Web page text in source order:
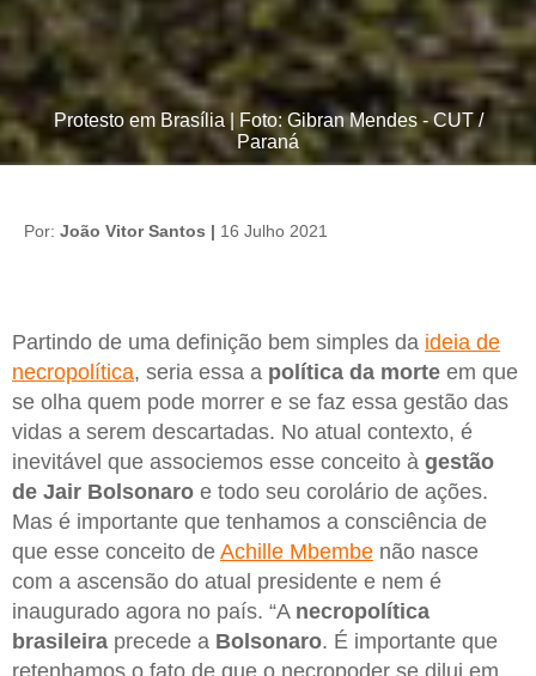
Protesto em Brasília | Foto: Gibran Mendes - CUT /
Paraná
Por: João Vitor Santos | 16 Julho 2021
Partindo de uma definição bem simples da ideia de
necropolítica, seria essa a política da morte em que
se olha quem pode morrer e se faz essa gestão das
vidas a serem descartadas. No atual contexto, é
inevitável que associemos esse conceito à gestão
de Jair Bolsonaro e todo seu corolário de ações.
Mas é importante que tenhamos a consciência de
que esse conceito de Achille Mbembe não nasce
com a ascensão do atual presidente e nem é
inaugurado agora no país. “A necropolítica
brasileira precede a Bolsonaro. É importante que